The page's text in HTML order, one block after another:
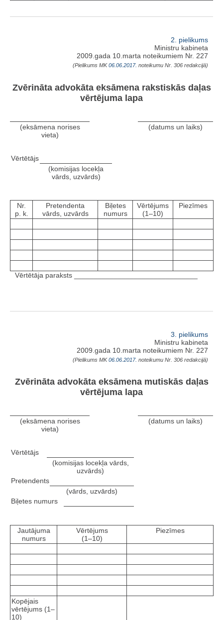
2. pielikums
Ministru kabineta
2009.gada 10.marta noteikumiem Nr. 227
(Pielikums MK06.06.2017. noteikumu Nr. 306 redakcijā)
Zvērināta advokāta eksāmena rakstiskās daļas
vērtējuma lapa
(eksāmena norises
vieta)
(datums un laiks)
Vērtētājs
(komisijas locekļa
vārds, uzvārds)
Nr.
p. k.
Pretendenta
vārds, uzvārds
Biļetes
numurs
Vērtējums
(1–10)
Piezīmes
Vērtētāja paraksts _______________________________
3. pielikums
Ministru kabineta
2009.gada 10.marta noteikumiem Nr. 227
(Pielikums MK06.06.2017. noteikumu Nr. 306 redakcijā)
Zvērināta advokāta eksāmena mutiskās daļas
vērtējuma lapa
(eksāmena norises
vieta)
(datums un laiks)
Vērtētājs
(komisijas locekļa vārds,
uzvārds)
Pretendents
(vārds, uzvārds)
Biļetes numurs
Jautājuma
numurs
Vērtējums
(1–10)
Piezīmes
Kopējais
vērtējums (1–
10)